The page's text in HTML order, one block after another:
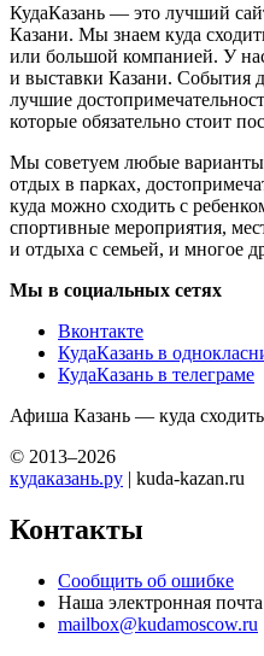
КудаКазань — это лучший
Казани. Мы знаем куда
или большой компанией. У
и выставки Казани. События
лучшие
которые обязательно стоит
Мы советуем любые
отдых в парках,
куда можно сходить с
спортивные мероприятия,
и отдыха с семьей, и многое
Мы в социальных сетях
Вконтакте
КудаКазань в
КудаКазань в телеграме
Афиша Казань — куда
© 2013–2026
кудаказань.ру | kuda-kazan.ru
Контакты
Сообщить об ошибке
Наша электронная почта
mailbox@kudamoscow.ru